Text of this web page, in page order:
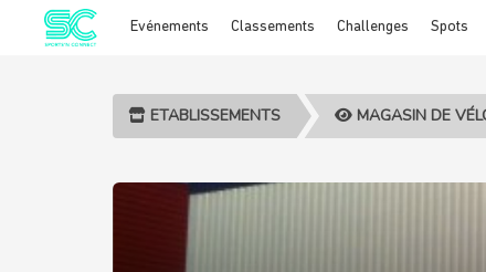
Evénements Classements Challenges Spots
ETABLISSEMENTS MAGASIN DE